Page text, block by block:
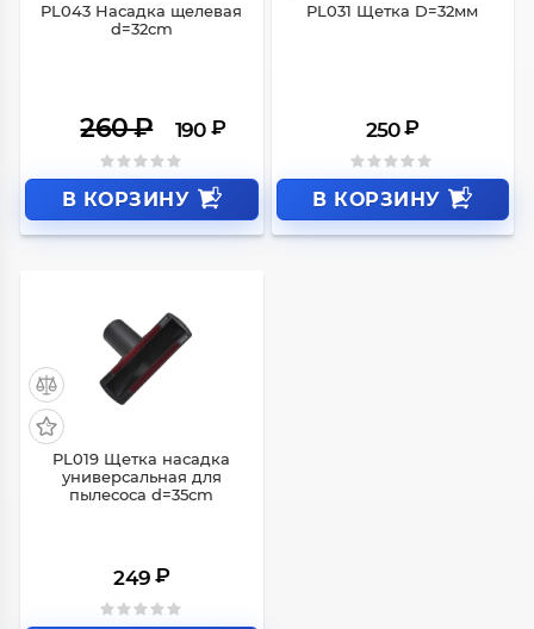
PL043 Насадка щелевая
d=32cm
260₽ 190 ₽
В КОРЗИНУ
PL031 Щетка D=32мм
250 ₽
В КОРЗИНУ
PL019 Щетка насадка
универсальная для
пылесоса d=35cm
249 ₽